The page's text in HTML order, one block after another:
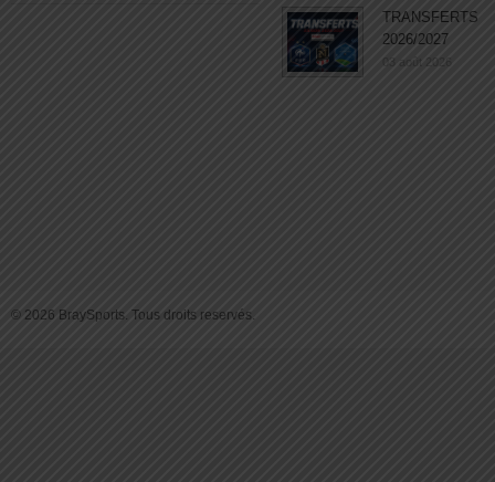
TRANSFERTS
2026/2027
03 août 2026
© 2026 BraySports. Tous droits reservés.